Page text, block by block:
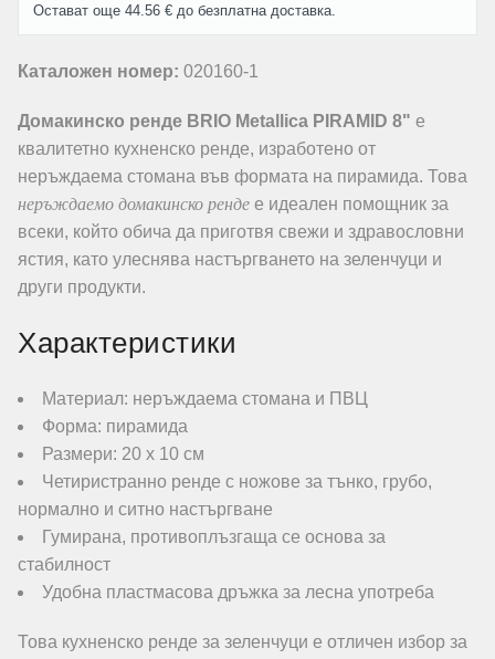
Остават още 44.56 € до безплатна доставка.
Каталожен номер: 020160-1
Домакинско ренде BRIO Metallica PIRAMID 8" е
квалитетно кухненско ренде, изработено от
неръждаема стомана във формата на пирамида. Това
неръждаемо домакинско ренде е идеален помощник за
всеки, който обича да приготвя свежи и здравословни
ястия, като улеснява настъргването на зеленчуци и
други продукти.
Характеристики
Материал: неръждаема стомана и ПВЦ
Форма: пирамида
Размери: 20 х 10 см
Четиристранно ренде с ножове за тънко, грубо,
нормално и ситно настъргване
Гумирана, противоплъзгаща се основа за
стабилност
Удобна пластмасова дръжка за лесна употреба
Това кухненско ренде за зеленчуци е отличен избор за